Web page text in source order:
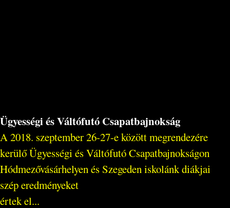
Ügyességi és Váltófutó Csapatbajnokság
A 2018. szeptember 26-27-e között megrendezére
kerülő Ügyességi és Váltófutó Csapatbajnokságon
Hódmezővásárhelyen és Szegeden iskolánk diákjai
szép eredményeket
értek el...